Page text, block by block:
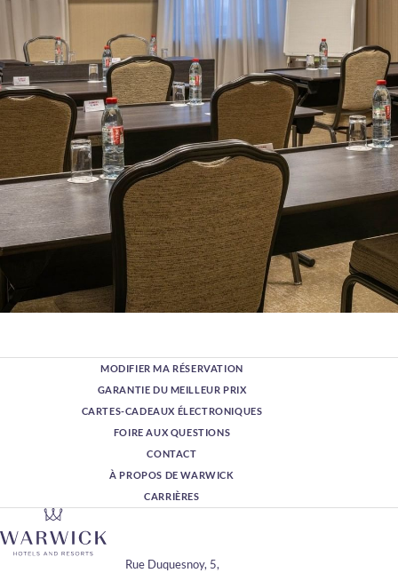
MODIFIER MA RÉSERVATION
GARANTIE DU MEILLEUR PRIX
CARTES-CADEAUX ÉLECTRONIQUES
FOIRE AUX QUESTIONS
CONTACT
À PROPOS DE WARWICK
CARRIÈRES
Rue Duquesnoy, 5,